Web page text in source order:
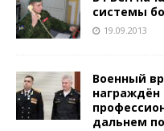
системы
19.09.2013
Военный
дальнем